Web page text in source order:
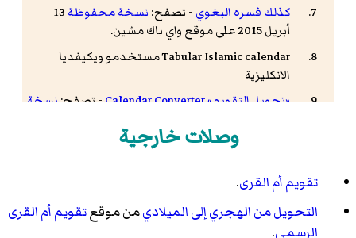
كذلك فسره البغوي - تصفح: نسخة محفوظة 13
أبريل 2015 على موقع واي باك مشين.
Tabular Islamic calendarمستخدمو ويکيفديا
الانکليزیة
«تحویل التقویم» Calendar Converter
- تصفح:نسخة
من مايكروسوفت-نسخة مؤرشفة- تصفح:وصلات خارجية
تقويم أم القرى.
التحويل من الهجري إلى الميلاديمن موقعتقويم أم القرى
الرسمي.